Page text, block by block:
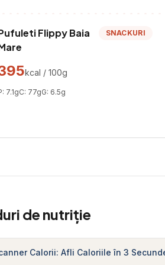
Flippy Baia
SNACKURI
kcal / 100g
7.1gC: 77gG: 6.5g
de nutriție
Calorii: Afli Caloriile în 3